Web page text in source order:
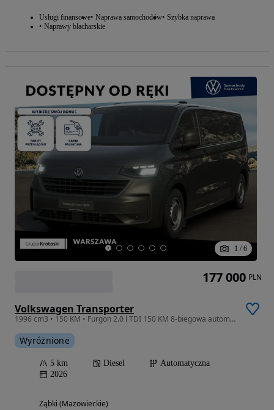
Usługi finansowe Naprawa samochodów Szybka naprawa
Naprawy blacharskie
1 / 6
Volkswagen Transporter
1996 cm3 • 150 KM • Furgon 2.0 l TDI 150 KM 8-biegowa automatyczna Dostępny od Ręki!
Wyróżnione
5 km Diesel
Automatyczna
2026
Ząbki (Mazowieckie)
177 000 PLN